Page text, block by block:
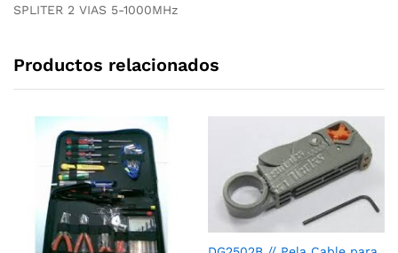
SPLITER 2 VIAS 5-1000MHz
Productos relacionados